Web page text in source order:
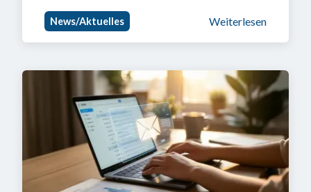
News/Aktuelles Weiterlesen